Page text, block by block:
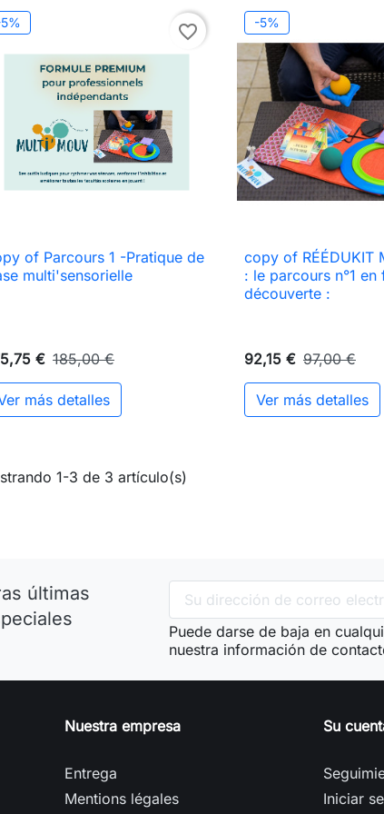
favorite_border
 Vista rápida
of Parcours 1 -Pratique de
multi'sensorielle
€ 185,00 €
más detalles
-5%
 Vista
copy of RÉÉDUKIT
: le parcours n°1 en
découverte :
92,15 € 97,00 €
Ver más detalles
1-3 de 3 artículo(s)
últimas
Puede darse de baja en
nuestra información de
Nuestra empresa
Entrega
Mentions légales
Su
Iniciar